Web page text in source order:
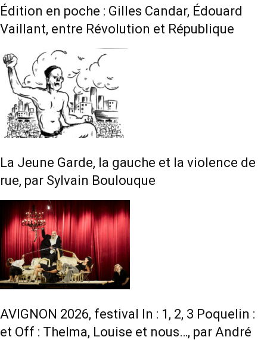
Édition en poche : Gilles Candar, Édouard
Vaillant, entre Révolution et République
La Jeune Garde, la gauche et la violence de
rue, par Sylvain Boulouque
AVIGNON 2026, festival In : 1, 2, 3 Poquelin :
et Off : Thelma, Louise et nous…, par André